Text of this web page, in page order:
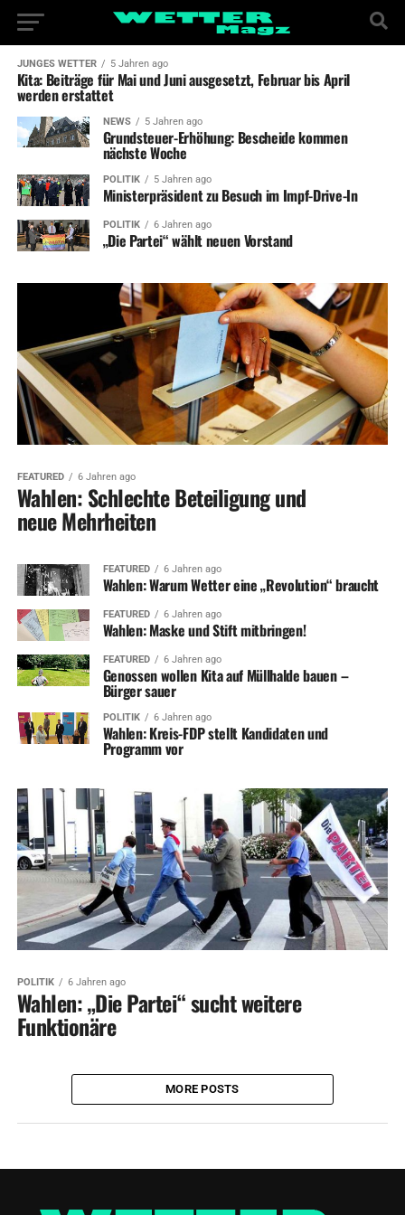
JUNGES WETTER 5 Jahren ago
Kita: Beiträge für Mai und Juni ausgesetzt, Februar bis April
werden erstattet
NEWS 5 Jahren ago
Grundsteuer-Erhöhung: Bescheide kommen
nächste Woche
POLITIK 5 Jahren ago
Ministerpräsident zu Besuch im Impf-Drive-In
POLITIK 6 Jahren ago
„Die Partei“ wählt neuen Vorstand
FEATURED 6 Jahren ago
Wahlen: Schlechte Beteiligung und
neue Mehrheiten
FEATURED 6 Jahren ago
Wahlen: Warum Wetter eine „Revolution“ braucht
FEATURED 6 Jahren ago
Wahlen: Maske und Stift mitbringen!
FEATURED 6 Jahren ago
Genossen wollen Kita auf Müllhalde bauen –
Bürger sauer
POLITIK 6 Jahren ago
Wahlen: Kreis-FDP stellt Kandidaten und
Programm vor
POLITIK 6 Jahren ago
Wahlen: „Die Partei“ sucht weitere
Funktionäre
MORE POSTS